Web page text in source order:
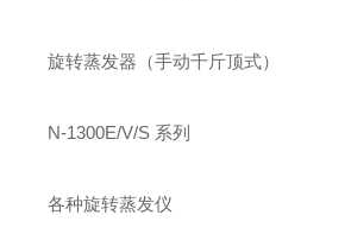
旋转蒸发器（手动千斤顶式）
N-1300E/V/S 系列
各种旋转蒸发仪